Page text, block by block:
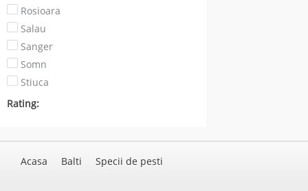
Rosioara
Salau
Sanger
Somn
Stiuca
Rating:
Acasa Balti Specii de pesti